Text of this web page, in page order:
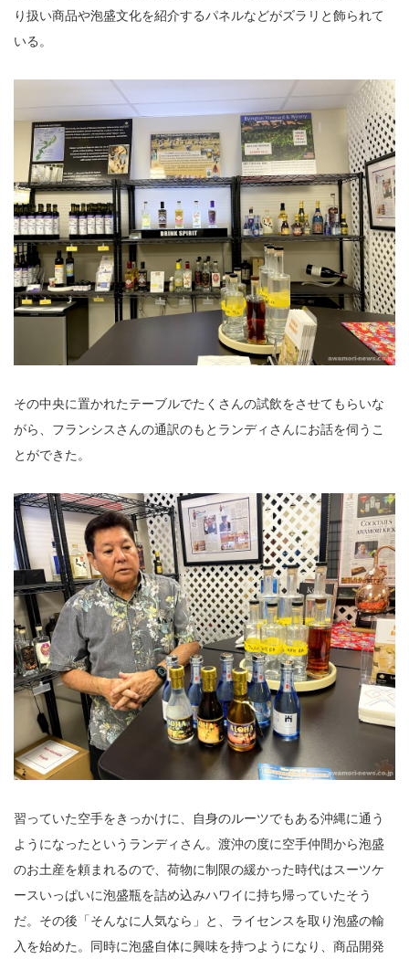
り扱い商品や泡盛文化を紹介するパネルなどがズラリと飾られて
いる。
その中央に置かれたテーブルでたくさんの試飲をさせてもらいな
がら、フランシスさんの通訳のもとランディさんにお話を伺うこ
とができた。
習っていた空手をきっかけに、自身のルーツでもある沖縄に通う
ようになったというランディさん。渡沖の度に空手仲間から泡盛
のお土産を頼まれるので、荷物に制限の緩かった時代はスーツケ
ースいっぱいに泡盛瓶を詰め込みハワイに持ち帰っていたそう
だ。その後「そんなに人気なら」と、ライセンスを取り泡盛の輸
入を始めた。同時に泡盛自体に興味を持つようになり、商品開発